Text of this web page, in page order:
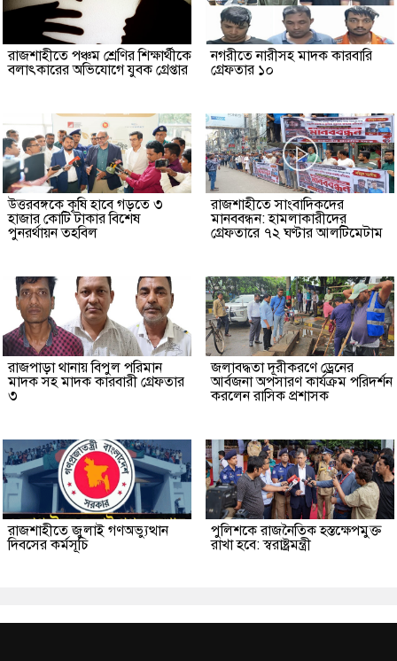
রাজশাহীতে পঞ্চম শ্রেণির শিক্ষার্থীকে
বলাৎকারের অভিযোগে যুবক গ্রেপ্তার
নগরীতে নারীসহ মাদক কারবারি
গ্রেফতার ১০
উত্তরবঙ্গকে কৃষি হাবে গড়তে ৩
হাজার কোটি টাকার বিশেষ
পুনরর্থায়ন তহবিল
রাজশাহীতে সাংবাদিকদের
মানববন্ধন: হামলাকারীদের
গ্রেফতারে ৭২ ঘণ্টার আলটিমেটাম
রাজপাড়া থানায় বিপুল পরিমান
মাদক সহ মাদক কারবারী গ্রেফতার
৩
জলাবদ্ধতা দূরীকরণে ড্রেনের
আর্বজনা অপসারণ কার্যক্রম পরিদর্শন
করলেন রাসিক প্রশাসক
রাজশাহীতে জুলাই গণঅভ্যুত্থান
দিবসের কর্মসূচি
পুলিশকে রাজনৈতিক হস্তক্ষেপমুক্ত
রাখা হবে: স্বরাষ্ট্রমন্ত্রী